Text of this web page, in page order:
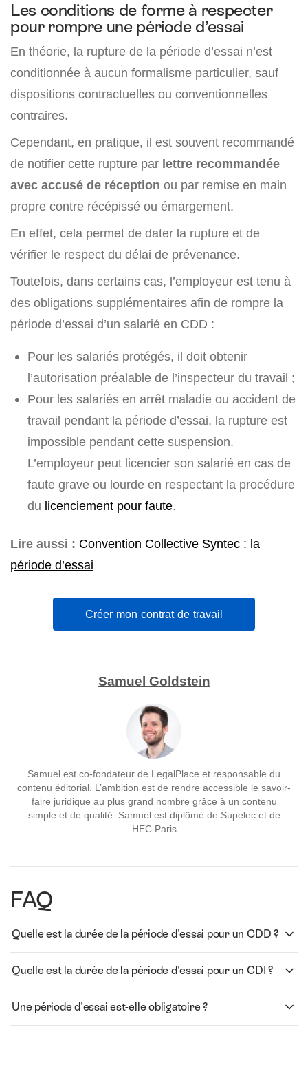
Les conditions de forme à respecter
pour rompre une période d’essai
En théorie, la rupture de la période d’essai n’est
conditionnée à aucun formalisme particulier, sauf
dispositions contractuelles ou conventionnelles
contraires.
Cependant, en pratique, il est souvent recommandé
de notifier cette rupture par lettre recommandée
avec accusé de réception ou par remise en main
propre contre récépissé ou émargement.
En effet, cela permet de dater la rupture et de
vérifier le respect du délai de prévenance.
Toutefois, dans certains cas, l’employeur est tenu à
des obligations supplémentaires afin de rompre la
période d’essai d’un salarié en CDD :
Pour les salariés protégés, il doit obtenir
l’autorisation préalable de l’inspecteur du travail ;
Pour les salariés en arrêt maladie ou accident de
travail pendant la période d’essai, la rupture est
impossible pendant cette suspension.
L’employeur peut licencier son salarié en cas de
faute grave ou lourde en respectant la procédure
du licenciement pour faute.
Lire aussi : Convention Collective Syntec : la
période d’essai
Créer mon contrat de travail
Samuel Goldstein
Samuel est co-fondateur de LegalPlace et responsable du
contenu éditorial. L’ambition est de rendre accessible le savoir-
faire juridique au plus grand nombre grâce à un contenu
simple et de qualité. Samuel est diplômé de Supelec et de
HEC Paris
FAQ
Quelle est la durée de la période d'essai pour un CDD ?
Quelle est la durée de la période d'essai pour un CDI ?
Une période d'essai est-elle obligatoire ?